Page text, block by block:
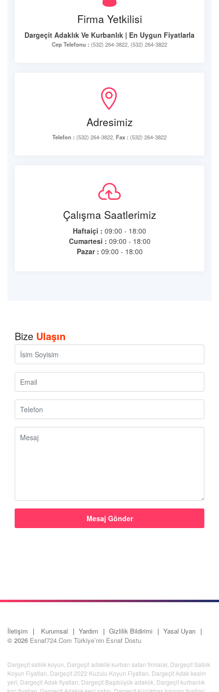
Firma Yetkilisi
Dargeçit Adaklık Ve Kurbanlık | En Uygun Fiyatlarla
Cep Telefonu : (532) 264-3822, (532) 264-3822
Adresimiz
Telefon : (532) 264-3822, Fax : (532) 264-3822
Çalışma Saatlerimiz
Haftaiçi : 09:00 - 18:00
Cumartesi : 09:00 - 18:00
Pazar : 09:00 - 18:00
Bize Ulaşın
İletişim Kurumsal Yardım Gizlilik Bildirimi
Yasal Uyarı
© 2026 Esnaf724.Com Türkiye’nin Esnaf Dostu
Dargeçit satılık koyun Dargeçit adaklik kurban satan firmalar, Dargeçit Satılık
Koyun Fiyatları Dargeçit 2022 Kuzulu Koyun Fiyatları Dargeçit Adak kesim
yeri Dargeçit Adak fiyatları Dargeçit Başıbüyük adaklık Dargeçit kurbanlık